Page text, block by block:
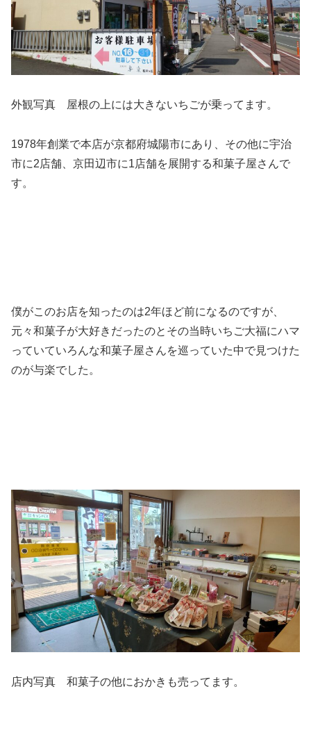
外観写真 屋根の上には大きないちごが乗ってます。
1978年創業で本店が京都府城陽市にあり、その他に宇治
市に2店舗、京田辺市に1店舗を展開する和菓子屋さんで
す。
僕がこのお店を知ったのは2年ほど前になるのですが、
元々和菓子が大好きだったのとその当時いちご大福にハマ
っていていろんな和菓子屋さんを巡っていた中で見つけた
のが与楽でした。
店内写真 和菓子の他におかきも売ってます。